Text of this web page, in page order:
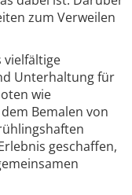
zum Verweilen
vielfältige
Unterhaltung für
wie
Bemalen von
geschaffen,